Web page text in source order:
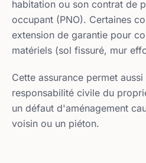
habitation ou son contrat de
occupant (PNO). Certaines
extension de garantie pour
matériels (sol fissuré, mur
Cette assurance permet
responsabilité civile du
un défaut d'aménagement
voisin ou un piéton.